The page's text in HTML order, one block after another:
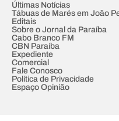
Últimas Notícias
Tábuas de Marés em João
Editais
Sobre o Jornal da Paraíba
Cabo Branco FM
CBN Paraíba
Expediente
Comercial
Fale Conosco
Política de Privacidade
Espaço Opinião